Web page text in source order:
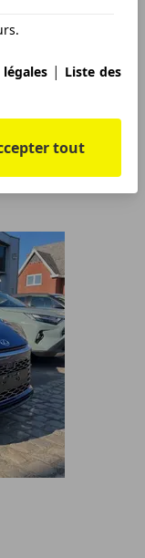
| Liste des
tout